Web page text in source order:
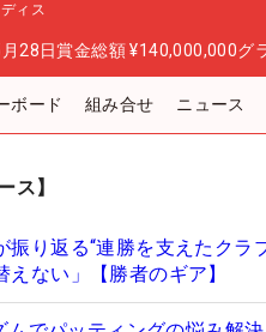
ィス
28日賞金総額 ¥140,000,000グ
ボード 組み合せ ニュース
ス】
振り返る“連勝を支えたク
えない」【勝者のギア】